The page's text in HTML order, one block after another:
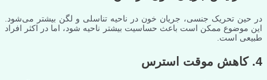
در حین تحریک جنسی، جریان خون در ناحیه تناسلی و لگن بیشتر می‌شود.
این موضوع ممکن است باعث حساسیت بیشتر ناحیه شود، اما در اکثر افراد
طبیعی است.
4. کاهش موقت استرس